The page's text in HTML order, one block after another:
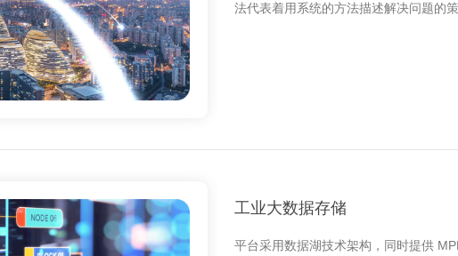
法代表着用系统的方法描述解决问题的策
工业大数据存储
平台采用数据湖技术架构，同时提供